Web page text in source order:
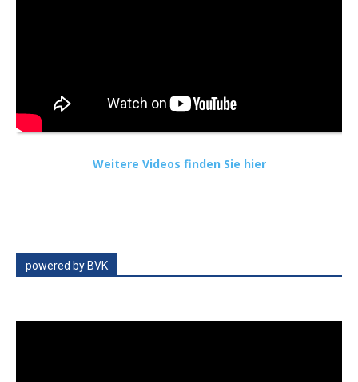
Weitere Videos finden Sie hier
powered by BVK